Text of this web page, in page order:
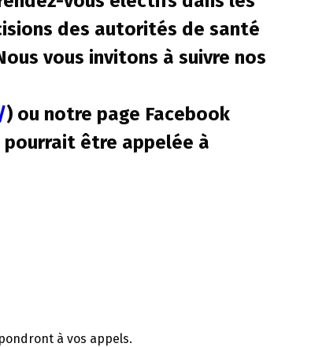
des autorités de santé
vous invitons à suivre nos
) ou notre page Facebook
être appelée à
à vos appels.